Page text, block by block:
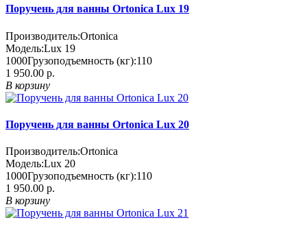
Поручень для ванны Ortonica Lux 19
Производитель:Ortonica
Модель:Lux 19
1000Грузоподъемность (кг):110
1 950.00 р.
В корзину
Поручень для ванны Ortonica Lux 20
Производитель:Ortonica
Модель:Lux 20
1000Грузоподъемность (кг):110
1 950.00 р.
В корзину